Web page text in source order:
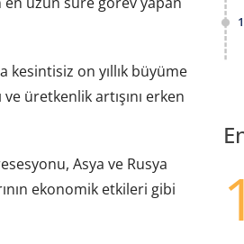
kesintisiz on yıllık büyüme
üretkenlik artışını erken
Asya ve Rusya
ekonomik etkileri gibi
1